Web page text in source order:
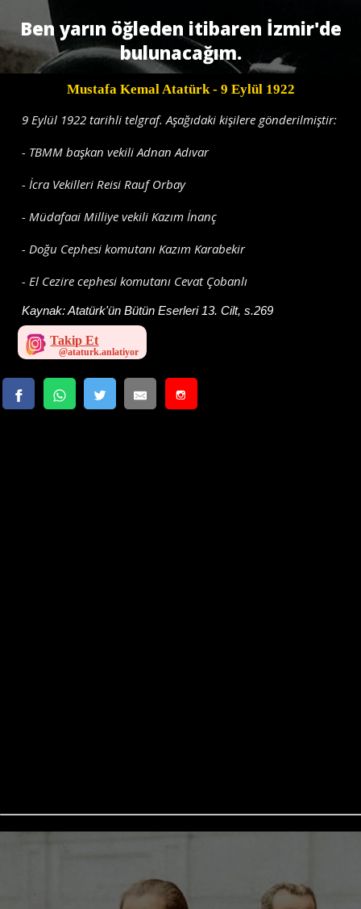
Ben yarın öğleden itibaren İzmir'de
bulunacağım.
Mustafa Kemal Atatürk- 9 Eylül 1922
9 Eylül 1922 tarihli telgraf. Aşağıdaki kişilere gönderilmiştir:
- TBMM başkan vekili Adnan Adıvar
- İcra Vekilleri Reisi Rauf Orbay
- Müdafaai Milliye vekili Kazım İnanç
- Doğu Cephesi komutanı Kazım Karabekir
- El Cezire cephesi komutanı Cevat Çobanlı
Kaynak:Atatürk'ün Bütün Eserleri 13. Cilt, s.269
Takip Et